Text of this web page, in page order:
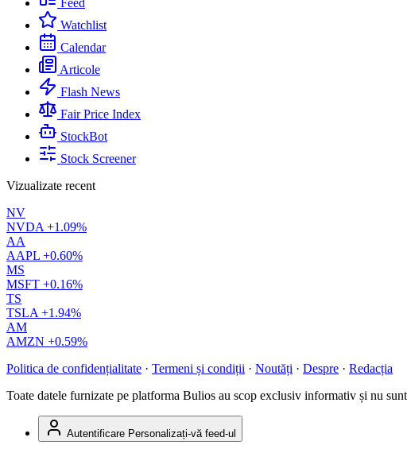
Feed
Watchlist
Calendar
Articole
Flash News
Fair Price Index
StockBot
Stock Screener
Vizualizate recent
NV
NVDA +1.09%
AA
AAPL +0.60%
MS
MSFT +0.16%
TS
TSLA +1.94%
AM
AMZN +0.59%
Politica de confidențialitate · Termeni și condiții · Noutăți · Despre · Redacția
Toate datele furnizate pe platforma Bulios au scop exclusiv informativ și nu
Autentificare Personalizați-vă feed-ul